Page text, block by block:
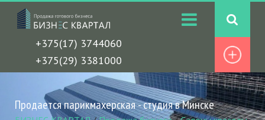
+375(17) 3744060
+375(29) 3381000
Продается парикмахерская - студия в Минске